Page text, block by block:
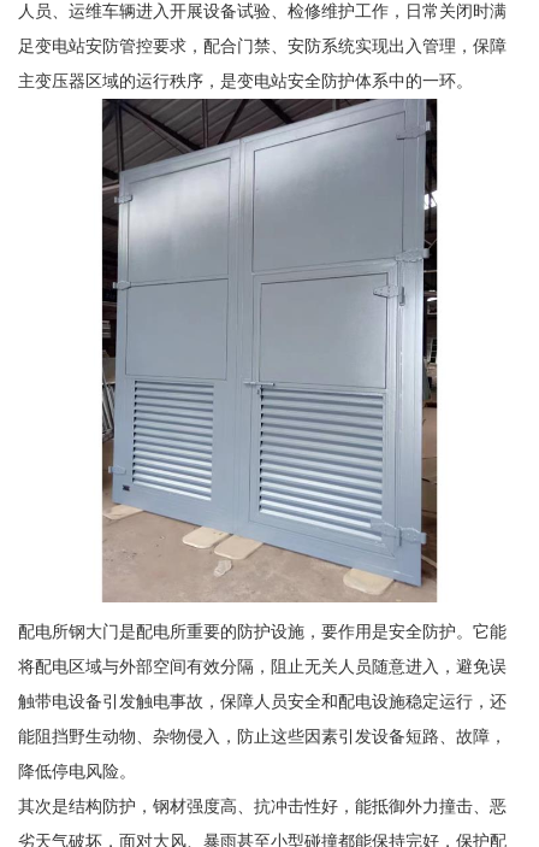
人员、运维车辆进入开展设备试验、检修维护工作，日常关闭时满
足变电站安防管控要求，配合门禁、安防系统实现出入管理，保障
主变压器区域的运行秩序，是变电站安全防护体系中的一环。
配电所钢大门是配电所重要的防护设施，要作用是安全防护。它能
将配电区域与外部空间有效分隔，阻止无关人员随意进入，避免误
触带电设备引发触电事故，保障人员安全和配电设施稳定运行，还
能阻挡野生动物、杂物侵入，防止这些因素引发设备短路、故障，
降低停电风险。
其次是结构防护，钢材强度高、抗冲击性好，能抵御外力撞击、恶
劣天气破坏，面对大风、暴雨甚至小型碰撞都能保持完好，保护配